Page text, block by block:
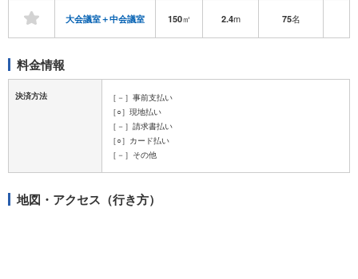
大会議室＋中会議室 150㎡ 2.4m 75名
料金情報
決済方法
［－］事前支払い
［○］現地払い
［－］請求書払い
［○］カード払い
［－］その他
地図・アクセス（行き方）